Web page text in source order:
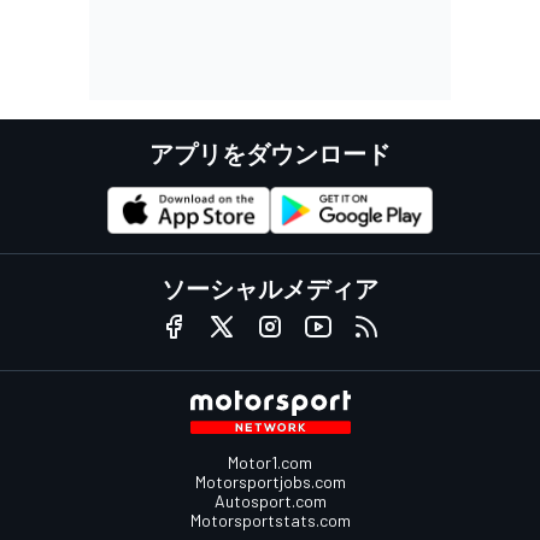
アプリをダウンロード
ソーシャルメディア
Motor1.com
Motorsportjobs.com
Autosport.com
Motorsportstats.com